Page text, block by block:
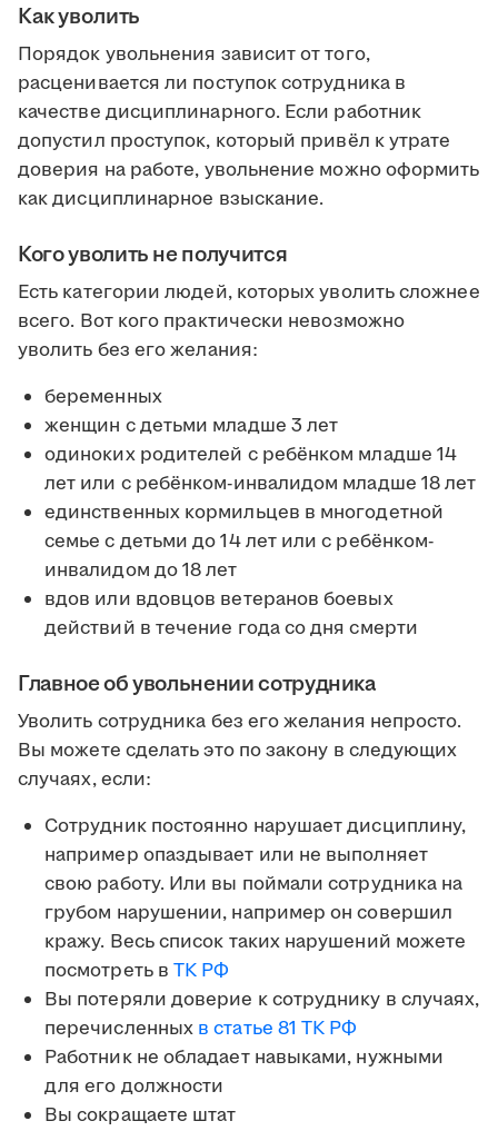
Как уволить
Порядок увольнения зависит от того,
расценивается ли поступок сотрудника в
качестве дисциплинарного. Если работник
допустил проступок, который привёл к утрате
доверия на работе, увольнение можно оформить
как дисциплинарное взыскание.
Кого уволить не получится
Есть категории людей, которых уволить сложнее
всего. Вот кого практически невозможно
уволить без его желания:
беременных
женщин с детьми младше 3 лет
одиноких родителей с ребёнком младше 14
лет или с ребёнком-инвалидом младше 18 лет
единственных кормильцев в многодетной
семье с детьми до 14 лет или с ребёнком-
инвалидом до 18 лет
вдов или вдовцов ветеранов боевых
действий в течение года со дня смерти
Главное об увольнении сотрудника
Уволить сотрудника без его желания непросто.
Вы можете сделать это по закону в следующих
случаях, если:
Сотрудник постоянно нарушает дисциплину,
например опаздывает или не выполняет
свою работу. Или вы поймали сотрудника на
грубом нарушении, например он совершил
кражу. Весь список таких нарушений можете
посмотреть вТК РФ
Вы потеряли доверие к сотруднику в случаях,
перечисленных в статье 81 ТК РФ
Работник не обладает навыками, нужными
для его должности
Вы сокращаете штат